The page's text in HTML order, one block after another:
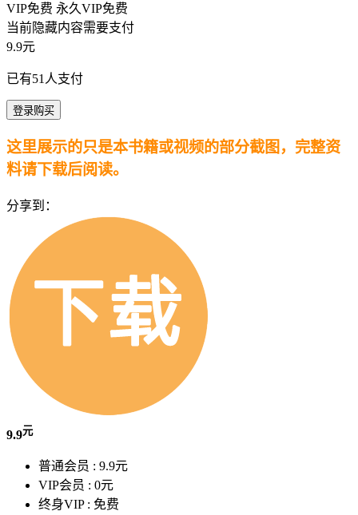
VIP免费 永久VIP免费
当前隐藏内容需要支付
9.9元
已有51 人支付
登录购买
这里展示的只是本书籍或视频的部分截图，完整资
料请下载后阅读。
分享到：
9.9元
普通会员 : 9.9元
VIP会员 : 0元
终身VIP : 免费